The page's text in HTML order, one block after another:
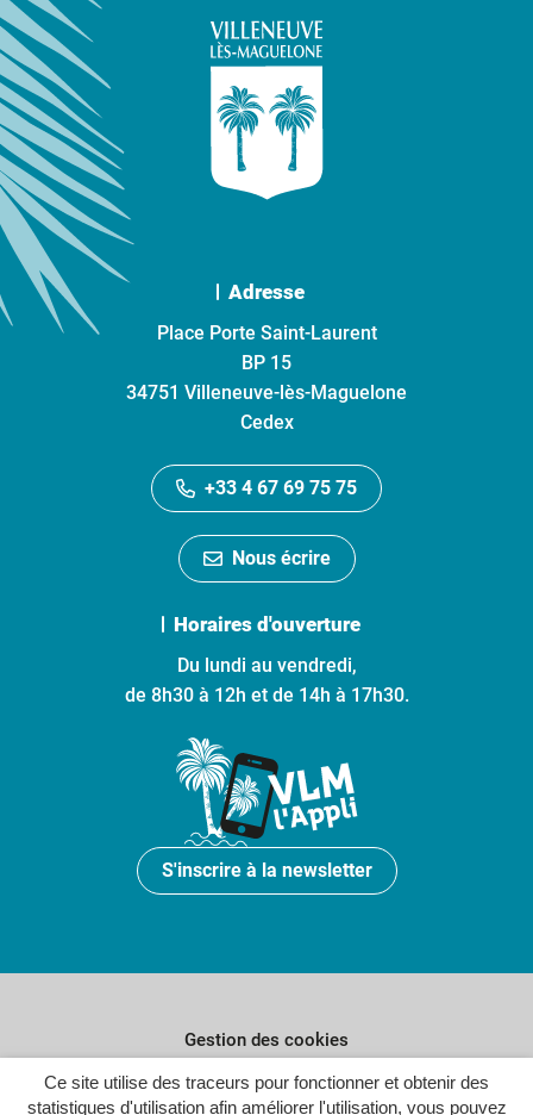
Ce site utilise des traceurs pour fonctionner et obtenir des
statistiques d'utilisation afin améliorer l'utilisation, vous pouvez
Adresse
Place Porte Saint-Laurent
BP 15
34751 Villeneuve-lès-Maguelone
Cedex
+33 4 67 69 75 75
Nous écrire
Horaires d'ouverture
Du lundi au vendredi,
de 8h30 à 12h et de 14h à 17h30.
S'inscrire à la newsletter
Gestion des cookies
Plan du site